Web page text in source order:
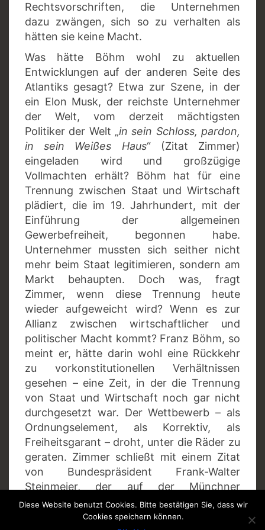
Rechtsvorschriften, die Unternehmen
dazu zwängen, sich so zu verhalten als
hätten sie keine Macht.
Was hätte Böhm wohl zu aktuellen
Entwicklungen auf der anderen Seite des
Atlantiks gesagt? Etwa zur Szene, in der
ein Elon Musk, der reichste Unternehmer
der Welt, vom derzeit mächtigsten
Politiker der Welt „in sein Schloss, pardon,
in sein Weißes Haus“ (Zitat Zimmer)
eingeladen wird und großzügige
Vollmachten erhält? Böhm hat für eine
Trennung zwischen Staat und Wirtschaft
plädiert, die im 19. Jahrhundert, mit der
Einführung der allgemeinen
Gewerbefreiheit, begonnen habe.
Unternehmer mussten sich seither nicht
mehr beim Staat legitimieren, sondern am
Markt behaupten. Doch was, fragt
Zimmer, wenn diese Trennung heute
wieder aufgeweicht wird? Wenn es zur
Allianz zwischen wirtschaftlicher und
politischer Macht kommt? Franz Böhm, so
meint er, hätte darin wohl eine Rückkehr
zu vorkonstitutionellen Verhältnissen
gesehen – eine Zeit, in der die Trennung
von Staat und Wirtschaft noch gar nicht
durchgesetzt war. Der Wettbewerb – als
Ordnungselement, als Korrektiv, als
Freiheitsgarant – droht, unter die Räder zu
geraten. Zimmer schließt mit einem Zitat
von Bundespräsident Frank-Walter
Steinmeier, der auf der Münchner
Sicherheitskonferenz warnte:„Als
Demokrat macht es mir größte Sorge,
Diese Website benutzt Cookies. Bitte bestätigen Sie, dass wir
Cookies speichern können.